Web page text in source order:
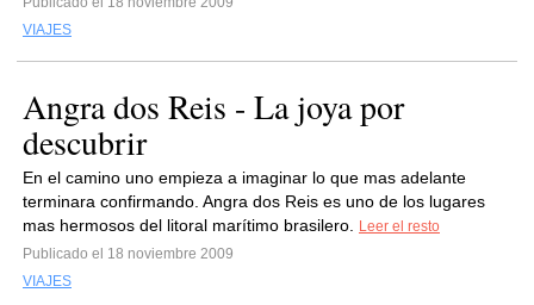
VIAJES
Angra dos Reis - La joya por
descubrir
En el camino uno empieza a imaginar lo que mas adelante
terminara confirmando. Angra dos Reis es uno de los lugares
mas hermosos del litoral marítimo brasilero.
Leer el resto
Publicado el 18 noviembre 2009
VIAJES